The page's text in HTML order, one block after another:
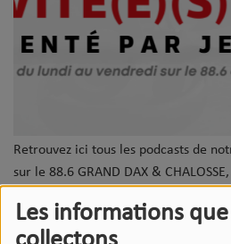
Les informations
Retrouvez ici tous les podcasts de
sur le 88.6 GRAND DAX &
Acteur de l'actualité locale, artiste,